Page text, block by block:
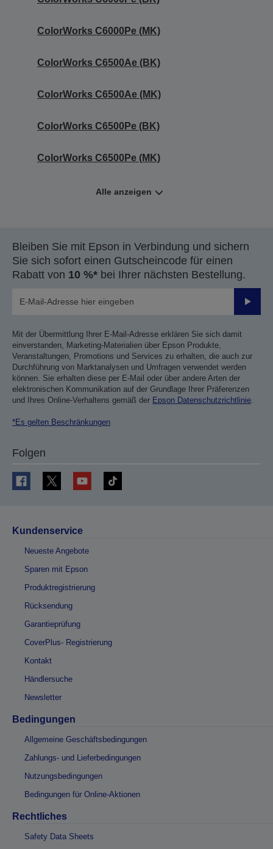
ColorWorks C6000Pe (MK)
ColorWorks C6500Ae (BK)
ColorWorks C6500Ae (MK)
ColorWorks C6500Pe (BK)
ColorWorks C6500Pe (MK)
Alle anzeigen
Bleiben Sie mit Epson in Verbindung und sichern
Sie sich sofort einen Gutscheincode für einen
Rabatt von 10 %* bei Ihrer nächsten Bestellung.
Mit der Übermittlung Ihrer E-Mail-Adresse erklären Sie sich damit
einverstanden, Marketing-Materialien über Epson Produkte,
Veranstaltungen, Promotions und Services zu erhalten, die auch zur
Durchführung von Marktanalysen und Umfragen verwendet werden
können. Sie erhalten diese per E-Mail oder über andere Arten der
elektronischen Kommunikation auf der Grundlage Ihrer Präferenzen
und Ihres Online-Verhaltens gemäß der Epson Datenschutzrichtlinie
*Es gelten Beschränkungen
Folgen
Kundenservice
Neueste Angebote
Sparen mit Epson
Produktregistrierung
Rücksendung
Garantieprüfung
CoverPlus- Registrierung
Kontakt
Händlersuche
Newsletter
Bedingungen
Allgemeine Geschäftsbedingungen
Zahlungs- und Lieferbedingungen
Nutzungsbedingungen
Bedingungen für Online-Aktionen
Rechtliches
Safety Data Sheets